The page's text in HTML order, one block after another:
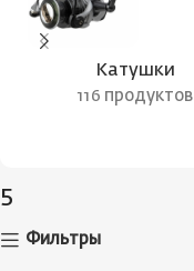
Катушки
116 продуктов
5
Фильтры